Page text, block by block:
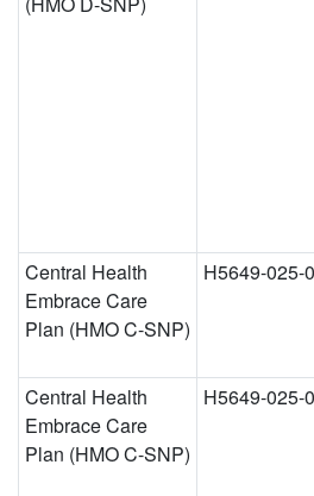
Central Health
Embrace Care
Plan (HMO C-SNP)
H5649-025-
Central Health
Embrace Care
Plan (HMO C-SNP)
H5649-025-